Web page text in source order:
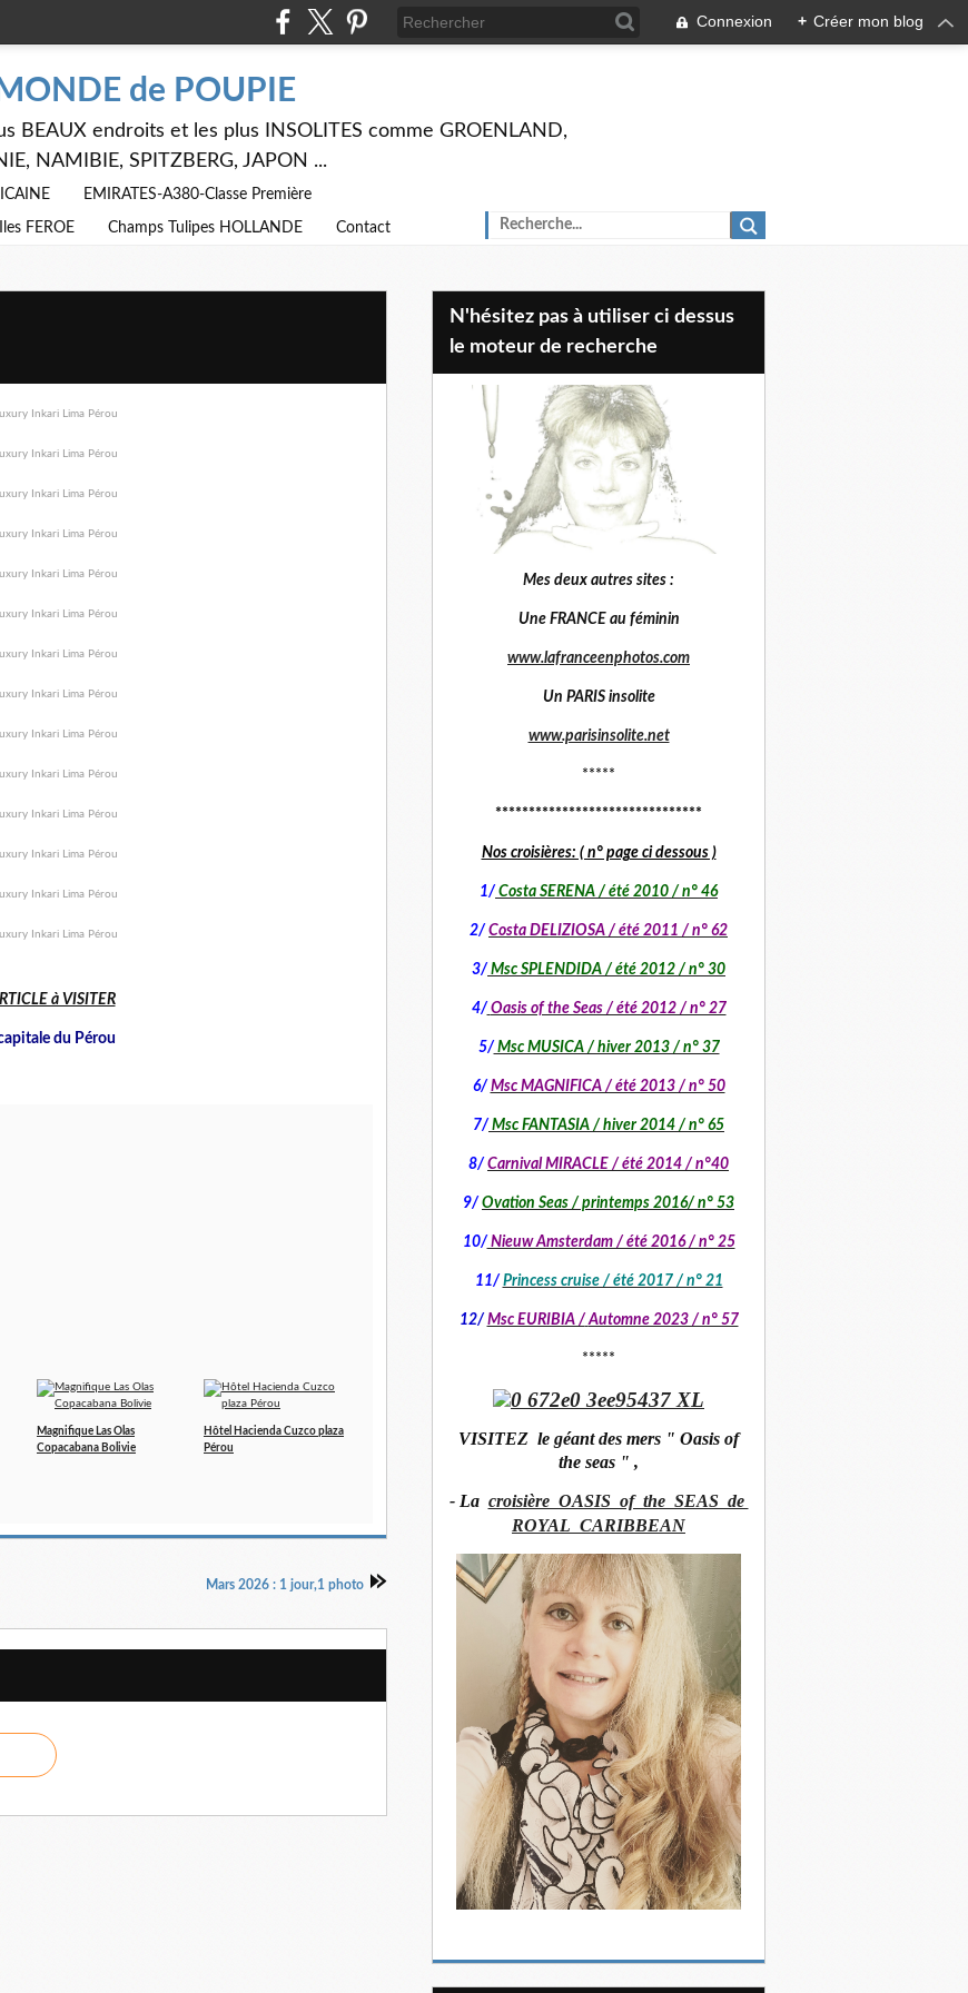
Connexion + Créer mon blog
de POUPIE
BEAUX endroits et les plus INSOLITES comme GROENLAND,
NAMIBIE, SPITZBERG, JAPON ...
EMIRATES-A380-Classe Première
Iles FEROE Champs Tulipes HOLLANDE Contact
à VISITER
du Pérou
Magnifique Las Olas
Copacabana Bolivie
Hôtel Hacienda Cuzco plaza
Pérou
Mars 2026 : 1 jour,1 photo
N'hésitez pas à utiliser ci dessus
le moteur de recherche
Mes deux autres sites :
Une FRANCE au féminin
www.lafranceenphotos.com
Un PARIS insolite
www.parisinsolite.net
*****
*******************************
Nos croisières: ( n° page ci dessous )
1/ Costa SERENA / été 2010 / n° 46
2/ Costa DELIZIOSA / été 2011 / n° 62
3/ Msc SPLENDIDA / été 2012 / n° 30
4/ Oasis of the Seas / été 2012 / n° 27
5/Msc MUSICA / hiver 2013 / n° 37
6/ Msc MAGNIFICA / été 2013 / n° 50
7/ Msc FANTASIA / hiver 2014 / n° 65
8/ Carnival MIRACLE / été 2014 / n°40
9/ Ovation Seas / printemps 2016/ n° 53
10/Nieuw Amsterdam / été 2016 / n° 25
11/ Princess cruise / été 2017 / n° 21
12/ Msc EURIBIA / Automne 2023 / n° 57
*****
VISITEZ le géant des mers " Oasis of
the seas " ,
- La croisière OASIS of the SEAS de
ROYAL CARIBBEAN